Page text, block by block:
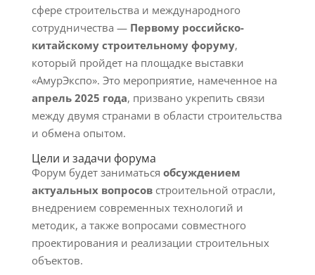
сфере строительства и международного
сотрудничества — Первому российско-
китайскому строительному форуму,
который пройдет на площадке выставки
«АмурЭкспо». Это мероприятие, намеченное на
апрель 2025 года, призвано укрепить связи
между двумя странами в области строительства
и обмена опытом.
Цели и задачи форума
Форум будет заниматься обсуждением
актуальных вопросовстроительной отрасли,
внедрением современных технологий и
методик, а также вопросами совместного
проектирования и реализации строительных
объектов.